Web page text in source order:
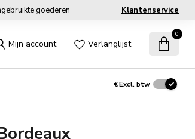
goederen Klantenservice
Mijn account Verlanglijst
0
€Excl. btw